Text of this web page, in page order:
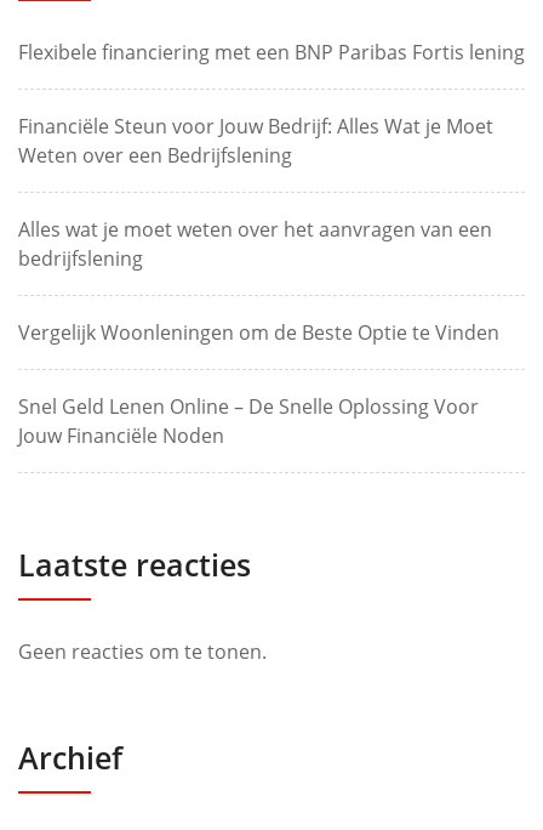
Flexibele financiering met een BNP Paribas Fortis lening
Financiële Steun voor Jouw Bedrijf: Alles Wat je Moet
Weten over een Bedrijfslening
Alles wat je moet weten over het aanvragen van een
bedrijfslening
Vergelijk Woonleningen om de Beste Optie te Vinden
Snel Geld Lenen Online – De Snelle Oplossing Voor
Jouw Financiële Noden
Laatste reacties
Geen reacties om te tonen.
Archief